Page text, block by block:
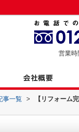
営業時
事一覧 >
【リフォーム